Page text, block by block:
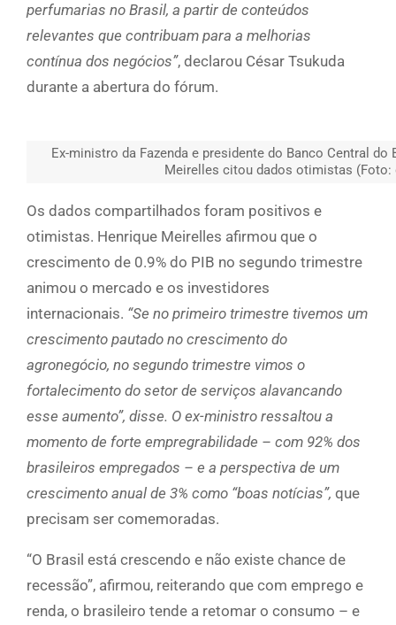
perfumarias no Brasil, a partir de conteúdos
relevantes que contribuam para a melhorias
contínua dos negócios”, declarou César Tsukuda
durante a abertura do fórum.
Ex-ministro da Fazenda e presidente do Banco Central do
Meirelles citou dados otimistas (Foto:
Os dados compartilhados foram positivos e
otimistas. Henrique Meirelles afirmou que o
crescimento de 0.9% do PIB no segundo trimestre
animou o mercado e os investidores
internacionais. “Se no primeiro trimestre tivemos um
crescimento pautado no crescimento do
agronegócio, no segundo trimestre vimos o
fortalecimento do setor de serviços alavancando
esse aumento”, disse. O ex-ministro ressaltou a
momento de forte empregrabilidade – com 92% dos
brasileiros empregados – e a perspectiva de um
crescimento anual de 3% como “boas notícias”, que
precisam ser comemoradas.
“O Brasil está crescendo e não existe chance de
recessão”, afirmou, reiterando que com emprego e
renda, o brasileiro tende a retomar o consumo – e